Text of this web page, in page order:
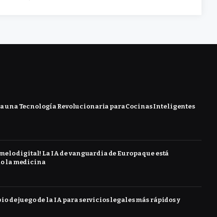
una Tecnología Revolucionaria para Cocinas Inteligentes
digital! La IA de vanguardia de Europa que está
la medicina
de juego de la IA para servicios legales más rápidos y